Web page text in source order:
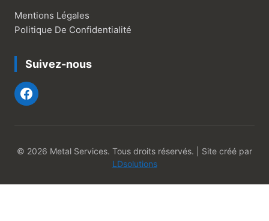
Mentions Légales
Politique De Confidentialité
Suivez-nous
© 2026 Metal Services. Tous droits réservés. | Site créé par
LDsolutions